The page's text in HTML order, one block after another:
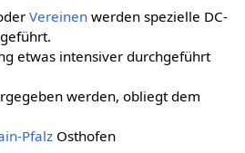
Vereinenwerden spezielle DC-
etwas intensiver durchgeführt
werden, obliegt dem
PfalzOsthofen